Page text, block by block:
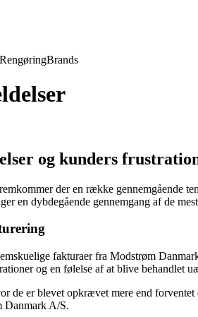
RengøringBrands
og kunders
der en række gennemgående
en dybdegående gennemgang af de
fakturaer fra Modstrøm
og en følelse af at blive behandlet
de er blevet opkrævet mere end
Danmark A/S.